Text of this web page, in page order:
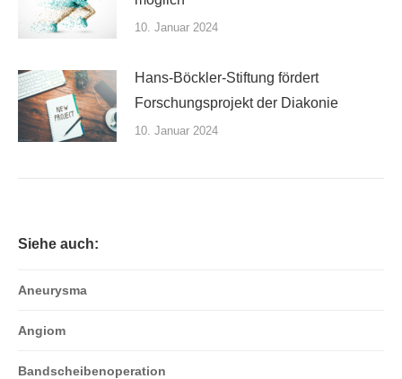
10. Januar 2024
Hans-Böckler-Stiftung fördert
Forschungsprojekt der Diakonie
10. Januar 2024
Siehe auch:
Aneurysma
Angiom
Bandscheibenoperation